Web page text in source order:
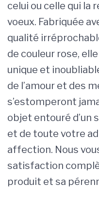
celui ou celle qui la
voeux. Fabriquée
qualité
de couleur rose,
unique et
de l’amour et des
s’estomperont
objet entouré d’un
et de toute votre
affection. Nous
satisfaction
produit et sa